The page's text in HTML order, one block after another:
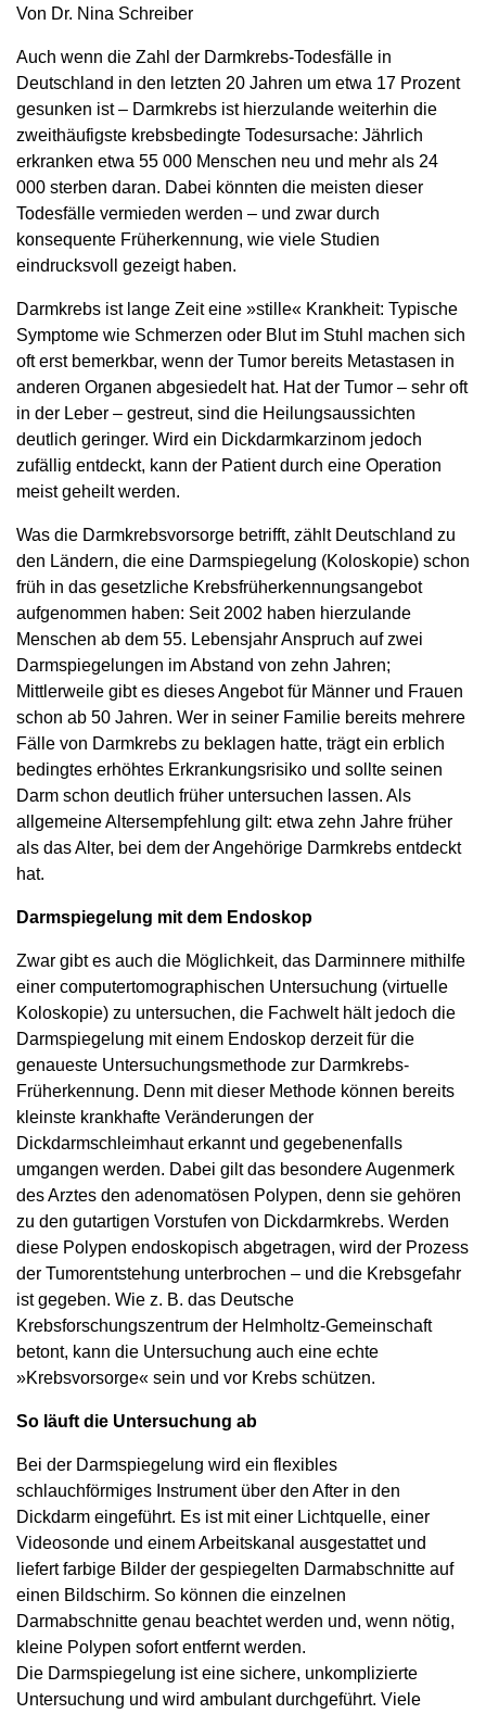
Von Dr. Nina Schreiber
Auch wenn die Zahl der Darmkrebs-Todesfälle in
Deutschland in den letzten 20 Jahren um etwa 17 Prozent
gesunken ist – Darmkrebs ist hierzulande weiterhin die
zweithäufigste krebsbedingte Todesursache: Jährlich
erkranken etwa 55 000 Menschen neu und mehr als 24
000 sterben daran. Dabei könnten die meisten dieser
Todesfälle vermieden werden – und zwar durch
konsequente Früherkennung, wie viele Studien
eindrucksvoll gezeigt haben.
Darmkrebs ist lange Zeit eine »stille« Krankheit: Typische
Symptome wie Schmerzen oder Blut im Stuhl machen sich
oft erst bemerkbar, wenn der Tumor bereits Metastasen in
anderen Organen abgesiedelt hat. Hat der Tumor – sehr oft
in der Leber – gestreut, sind die Heilungsaussichten
deutlich geringer. Wird ein Dickdarmkarzinom jedoch
zufällig entdeckt, kann der Patient durch eine Operation
meist geheilt werden.
Was die Darmkrebsvorsorge betrifft, zählt Deutschland zu
den Ländern, die eine Darmspiegelung (Koloskopie) schon
früh in das gesetzliche Krebsfrüherkennungsangebot
aufgenommen haben: Seit 2002 haben hierzulande
Menschen ab dem 55. Lebensjahr Anspruch auf zwei
Darmspiegelungen im Abstand von zehn Jahren;
Mittlerweile gibt es dieses Angebot für Männer und Frauen
schon ab 50 Jahren. Wer in seiner Familie bereits mehrere
Fälle von Darmkrebs zu beklagen hatte, trägt ein erblich
bedingtes erhöhtes Erkrankungsrisiko und sollte seinen
Darm schon deutlich früher untersuchen lassen. Als
allgemeine Altersempfehlung gilt: etwa zehn Jahre früher
als das Alter, bei dem der Angehörige Darmkrebs entdeckt
hat.
Darmspiegelung mit dem Endoskop
Zwar gibt es auch die Möglichkeit, das Darminnere mithilfe
einer computertomographischen Untersuchung (virtuelle
Koloskopie) zu untersuchen, die Fachwelt hält jedoch die
Darmspiegelung mit einem Endoskop derzeit für die
genaueste Untersuchungsmethode zur Darmkrebs-
Früherkennung. Denn mit dieser Methode können bereits
kleinste krankhafte Veränderungen der
Dickdarmschleimhaut erkannt und gegebenenfalls
umgangen werden. Dabei gilt das besondere Augenmerk
des Arztes den adenomatösen Polypen, denn sie gehören
zu den gutartigen Vorstufen von Dickdarmkrebs. Werden
diese Polypen endoskopisch abgetragen, wird der Prozess
der Tumorentstehung unterbrochen – und die Krebsgefahr
ist gegeben. Wie z. B. das Deutsche
Krebsforschungszentrum der Helmholtz-Gemeinschaft
betont, kann die Untersuchung auch eine echte
»Krebsvorsorge« sein und vor Krebs schützen.
So läuft die Untersuchung ab
Bei der Darmspiegelung wird ein flexibles
schlauchförmiges Instrument über den After in den
Dickdarm eingeführt. Es ist mit einer Lichtquelle, einer
Videosonde und einem Arbeitskanal ausgestattet und
liefert farbige Bilder der gespiegelten Darmabschnitte auf
einen Bildschirm. So können die einzelnen
Darmabschnitte genau beachtet werden und, wenn nötig,
kleine Polypen sofort entfernt werden.
Die Darmspiegelung ist eine sichere, unkomplizierte
Untersuchung und wird ambulant durchgeführt. Viele